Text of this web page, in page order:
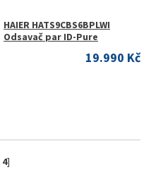
HAIER HATS9CBS6BPLWI
Odsavač par ID-Pure
19.990 Kč
4]